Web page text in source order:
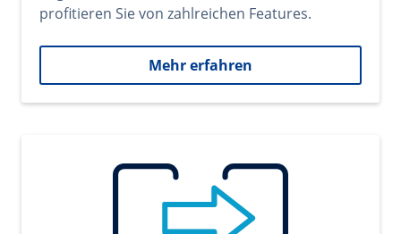
profitieren Sie von zahlreichen Features.
Mehr erfahren